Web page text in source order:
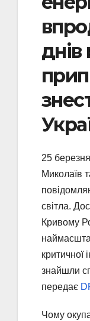
днів
25
Миколаїв
світла.
Кривому
критичної
знайшли
передає
Чому